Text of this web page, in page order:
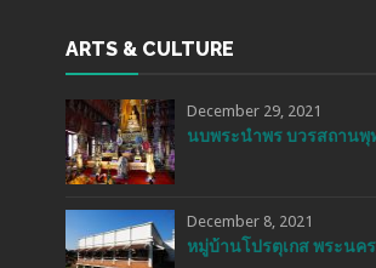
ARTS & CULTURE
December 29, 2021
นบพระนำพร บวรสถานพุ
December 8, 2021
หมู่บ้านโปรตุเกส พระนค